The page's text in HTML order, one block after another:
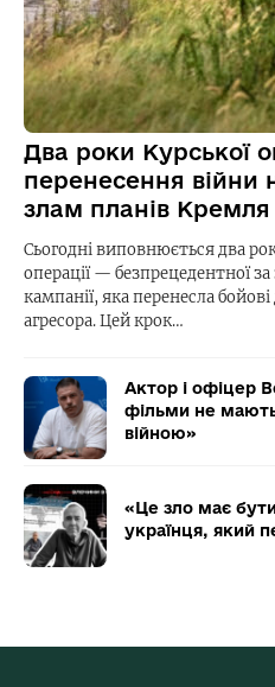
Два роки Курської
перенесення війни
злам планів Кремля
Сьогодні виповнюється два
операції — безпрецедентної
кампанії, яка перенесла
агресора. Цей крок…
Актор і офіцер
фільми не мають
війною»
«Це зло має
українця, який